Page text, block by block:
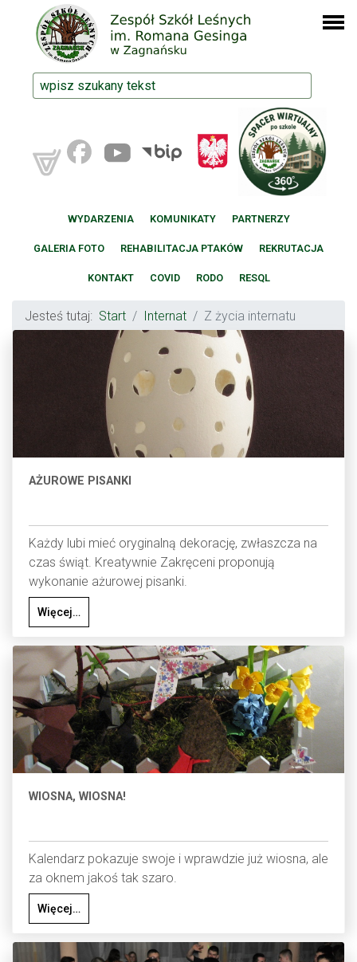
WYDARZENIA KOMUNIKATY PARTNERZY
GALERIA FOTO REHABILITACJA PTAKÓW REKRUTACJA
KONTAKT COVID RODO RESQL
Jesteś tutaj: Start Internat Z życia internatu
AŻUROWE PISANKI
Każdy lubi mieć oryginalną dekorację, zwłaszcza na
czas świąt. Kreatywnie Zakręceni proponują
wykonanie ażurowej pisanki.
Więcej…
WIOSNA, WIOSNA!
Kalendarz pokazuje swoje i wprawdzie już wiosna, ale
za oknem jakoś tak szaro.
Więcej…